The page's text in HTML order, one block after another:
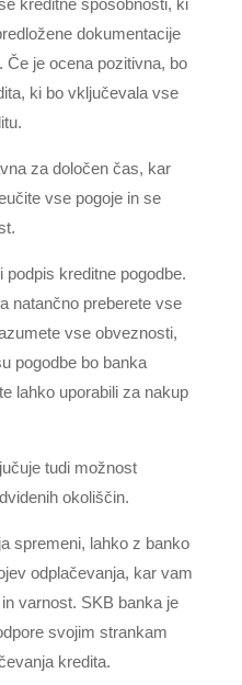
kreditne sposobnosti, ki
dokumentacije
Če je ocena pozitivna, bo
ki bo vključevala vse
za določen čas, kar
vse pogoje in se
kreditne pogodbe.
natančno preberete vse
vse obveznosti,
pogodbe bo banka
lahko uporabili za nakup
tudi možnost
okoliščin.
spremeni, lahko z banko
odplačevanja, kar vam
varnost. SKB banka je
svojim strankam
kredita.